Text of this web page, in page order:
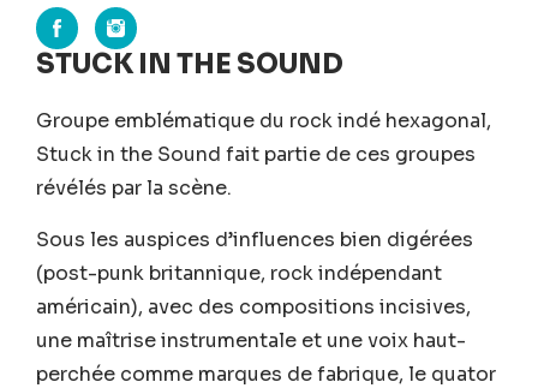
STUCK IN THE SOUND
Groupe emblématique du rock indé hexagonal,
Stuck in the Sound fait partie de ces groupes
révélés par la scène.
Sous les auspices d’influences bien digérées
(post-punk britannique, rock indépendant
américain), avec des compositions incisives,
une maîtrise instrumentale et une voix haut-
perchée comme marques de fabrique, le quator